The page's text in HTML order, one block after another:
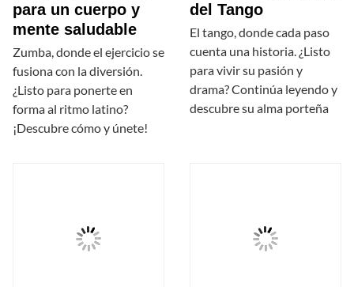
para un cuerpo y
mente saludable
Zumba, donde el ejercicio se
fusiona con la diversión.
¿Listo para ponerte en
forma al ritmo latino?
¡Descubre cómo y únete!
del Tango
El tango, donde cada paso
cuenta una historia. ¿Listo
para vivir su pasión y
drama? Continúa leyendo y
descubre su alma porteña